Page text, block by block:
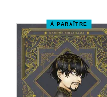
À PARAÎTRE